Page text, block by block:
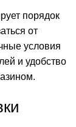
порядок
от
условия
и удобство